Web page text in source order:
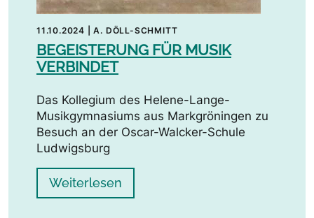
11.10.2024 |A. DÖLL-SCHMITT
BEGEISTERUNG FÜR MUSIK
VERBINDET
Das Kollegium des Helene-Lange-
Musikgymnasiums aus Markgröningen zu
Besuch an der Oscar-Walcker-Schule
Ludwigsburg
Weiterlesen